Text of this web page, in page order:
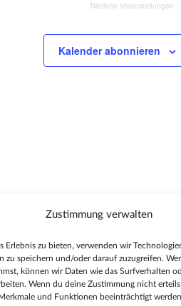
Zustimmung verwalten
Erlebnis zu bieten, verwenden wir
zu speichern und/oder darauf zuzugreifen.
können wir Daten wie das Surfverhalten
Wenn du deine Zustimmung nicht
und Funktionen beeinträchtigt
Nächste Veranstaltungen
Kalender abonnieren
Kirche in Bonn
(EU)